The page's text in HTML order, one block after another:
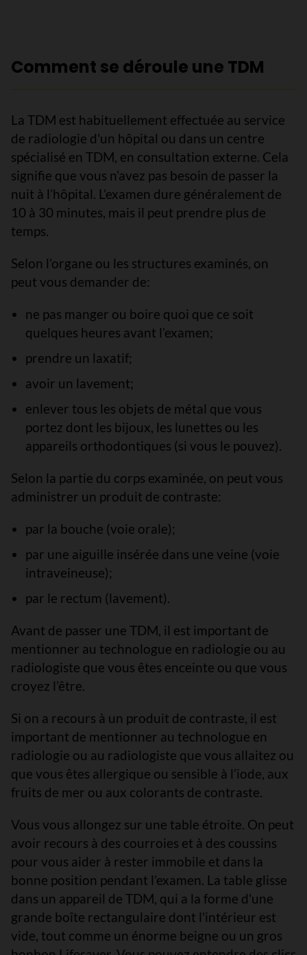
Comment se déroule une TDM
La TDM est habituellement effectuée au service
de radiologie d'un hôpital ou dans un centre
spécialisé en TDM, en consultation externe. Cela
signifie que vous n’avez pas besoin de passer la
nuit à l’hôpital. L’examen dure généralement de
10 à 30 minutes, mais il peut prendre plus de
temps.
Selon l’organe ou les structures examinés, on
peut vous demander de:
ne pas manger ou boire quoi que ce soit
quelques heures avant l’examen;
prendre un laxatif;
avoir un lavement;
enlever tous les objets de métal que vous
portez dont les bijoux, les lunettes ou les
appareils orthodontiques (si vous le pouvez).
Selon la partie du corps examinée, on peut vous
administrer un produit de contraste:
par la bouche (voie orale);
par une aiguille insérée dans une veine (voie
intraveineuse);
par le rectum (lavement).
Avant de passer une TDM, il est important de
mentionner au technologue en radiologie ou au
radiologiste que vous êtes enceinte ou que vous
croyez l’être.
Si on a recours à un produit de contraste, il est
important de mentionner au technologue en
radiologie ou au radiologiste que vous allaitez ou
que vous êtes allergique ou sensible à l’iode, aux
fruits de mer ou aux colorants de contraste.
Vous vous allongez sur une table étroite. On peut
avoir recours à des courroies et à des coussins
pour vous aider à rester immobile et dans la
bonne position pendant l’examen. La table glisse
dans un appareil de TDM, qui a la forme d'une
grande boîte rectangulaire dont l'intérieur est
vide, tout comme un énorme beigne ou un gros